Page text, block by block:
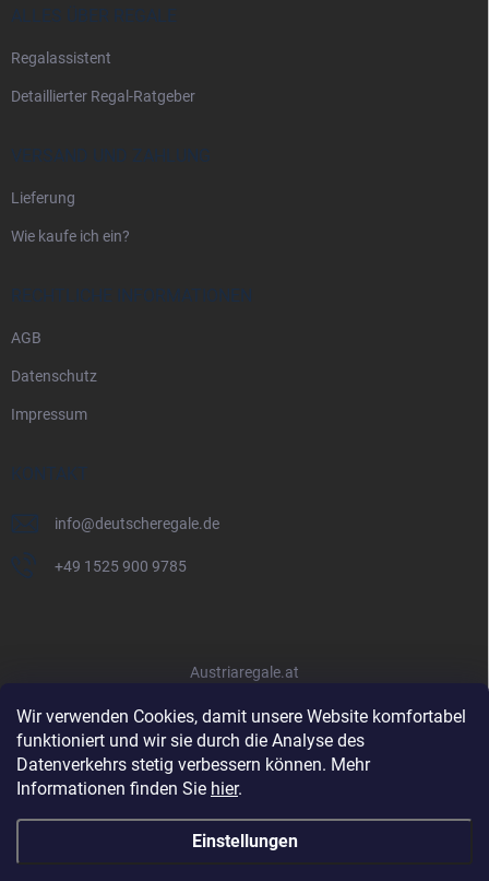
Wir verwenden Cookies, damit unsere Website komfortabel
funktioniert und wir sie durch die Analyse des
Datenverkehrs stetig verbessern können. Mehr
Informationen finden Sie hier.
Einstellungen
ALLES ÜBER REGALE
Regalassistent
Detaillierter Regal-Ratgeber
VERSAND UND ZAHLUNG
Lieferung
Wie kaufe ich ein?
RECHTLICHE INFORMATIONEN
AGB
Datenschutz
Impressum
KONTAKT
info@deutscheregale.de
+49 1525 900 9785
Austriaregale.at